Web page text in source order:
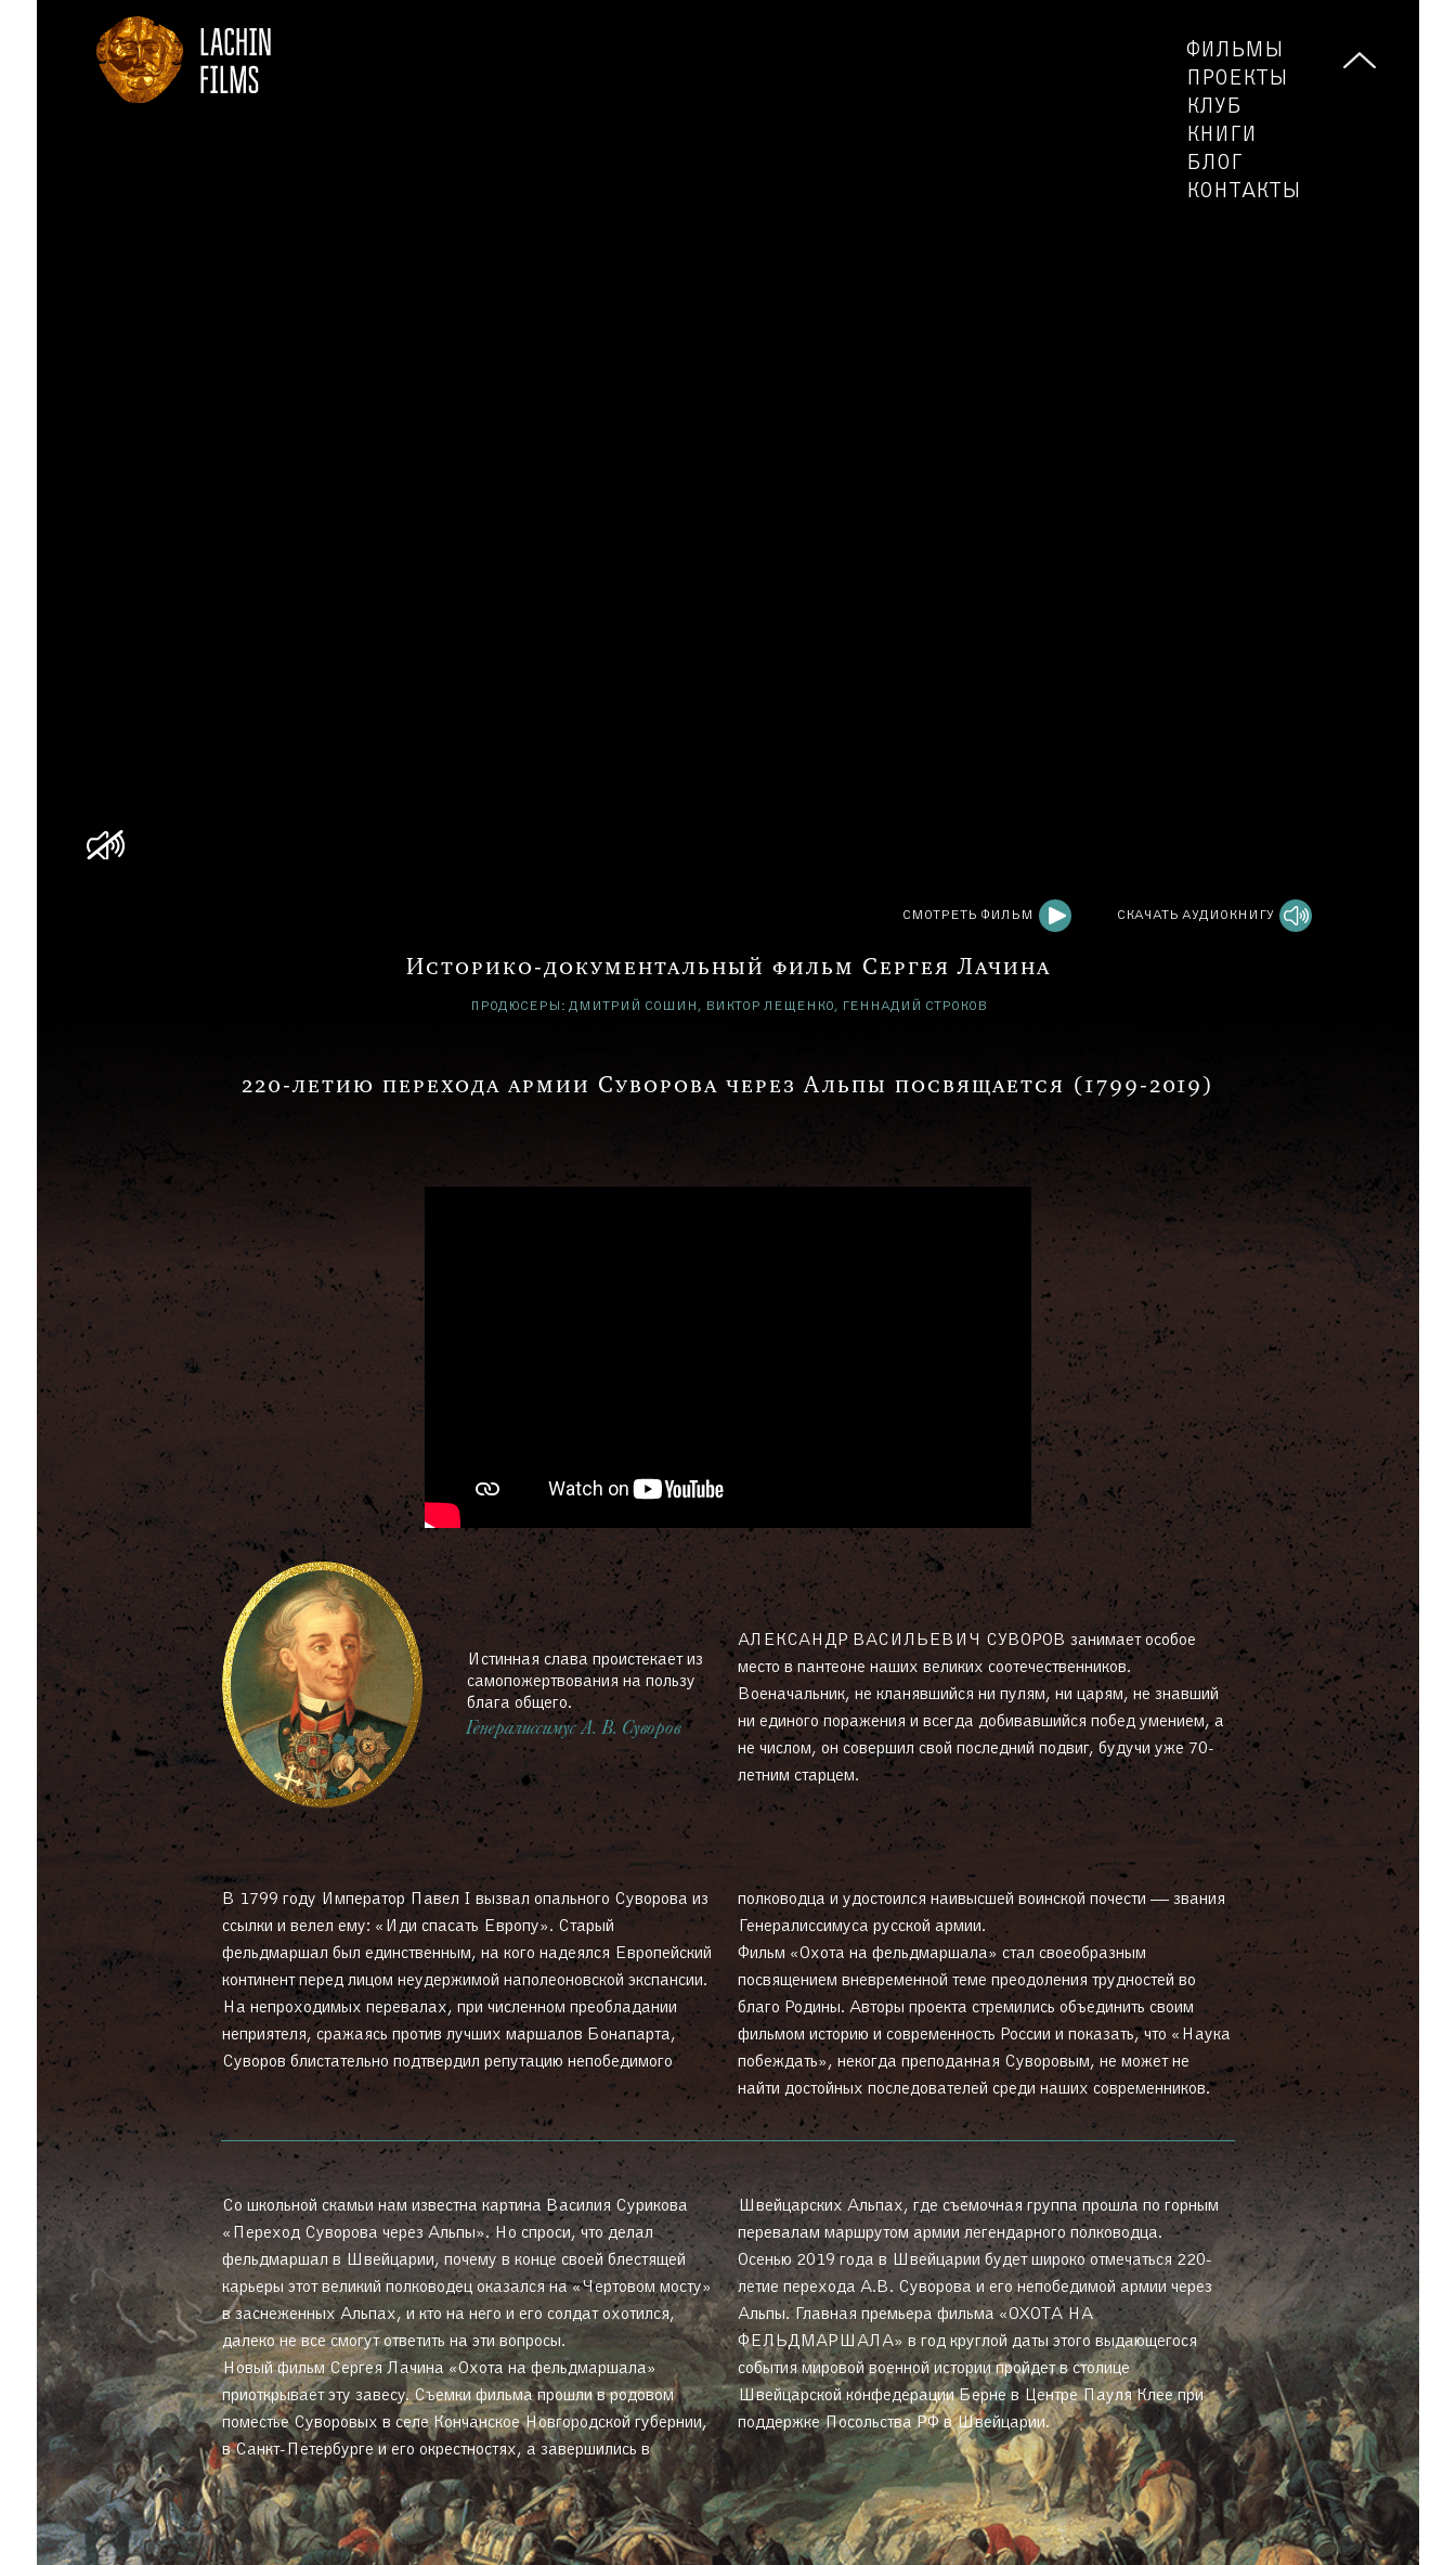
ФИЛЬМЫ
ПРОЕКТЫ
КЛУБ
КНИГИ
БЛОГ
КОНТАКТЫ
СМОТРЕТЬ ФИЛЬМ СКАЧАТЬ АУДИОКНИГУ
Историко-документальный фильм Сергея Лачина
ПРОДЮСЕРЫ: ДМИТРИЙ СОШИН, ВИКТОР ЛЕЩЕНКО, ГЕННАДИЙ СТРОКОВ
220-летию перехода армии Суворова через Альпы посвящается (1799-2019)
Истинная слава проистекает из
самопожертвования на пользу
блага общего.
Генералиссимус А. В. Суворов
АЛЕКСАНДР ВАСИЛЬЕВИЧ СУВОРОВ занимает особое
место в пантеоне наших великих соотечественников.
Военачальник, не кланявшийся ни пулям, ни царям, не знавший
ни единого поражения и всегда добивавшийся побед умением, а
не числом, он совершил свой последний подвиг, будучи уже 70-
летним старцем.
В 1799 году Император Павел I вызвал опального Суворова из
ссылки и велел ему: «Иди спасать Европу». Старый
фельдмаршал был единственным, на кого надеялся Европейский
континент перед лицом неудержимой наполеоновской экспансии.
На непроходимых перевалах, при численном преобладании
неприятеля, сражаясь против лучших маршалов Бонапарта,
Суворов блистательно подтвердил репутацию непобедимого
полководца и удостоился наивысшей воинской почести — звания
Генералиссимуса русской армии.
Фильм «Охота на фельдмаршала» стал своеобразным
посвящением вневременной теме преодоления трудностей во
благо Родины. Авторы проекта стремились объединить своим
фильмом историю и современность России и показать, что «Наука
побеждать», некогда преподанная Суворовым, не может не
найти достойных последователей среди наших современников.
Со школьной скамьи нам известна картина Василия Сурикова
«Переход Суворова через Альпы». Но спроси, что делал
фельдмаршал в Швейцарии, почему в конце своей блестящей
карьеры этот великий полководец оказался на «Чертовом мосту»
в заснеженных Альпах, и кто на него и его солдат охотился,
далеко не все смогут ответить на эти вопросы.
Новый фильм Сергея Лачина «Охота на фельдмаршала»
приоткрывает эту завесу. Съемки фильма прошли в родовом
поместье Суворовых в селе Кончанское Новгородской губернии,
в Санкт-Петербурге и его окрестностях, а завершились в
Швейцарских Альпах, где съемочная группа прошла по горным
перевалам маршрутом армии легендарного полководца.
Осенью 2019 года в Швейцарии будет широко отмечаться 220-
летие перехода А.В. Суворова и его непобедимой армии через
Альпы. Главная премьера фильма «ОХОТА НА
ФЕЛЬДМАРШАЛА» в год круглой даты этого выдающегося
события мировой военной истории пройдет в столице
Швейцарской конфедерации Берне в Центре Пауля Клее при
поддержке Посольства РФ в Швейцарии.